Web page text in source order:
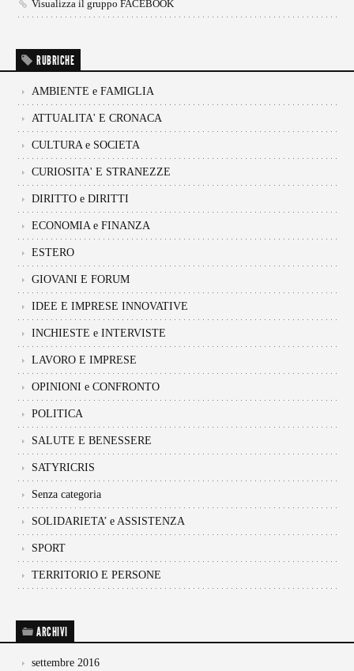
Visualizza il gruppo FACEBOOK
RUBRICHE
AMBIENTE e FAMIGLIA
ATTUALITA' E CRONACA
CULTURA e SOCIETA
CURIOSITA' E STRANEZZE
DIRITTO e DIRITTI
ECONOMIA e FINANZA
ESTERO
GIOVANI E FORUM
IDEE E IMPRESE INNOVATIVE
INCHIESTE e INTERVISTE
LAVORO E IMPRESE
OPINIONI e CONFRONTO
POLITICA
SALUTE E BENESSERE
SATYRICRIS
Senza categoria
SOLIDARIETA’ e ASSISTENZA
SPORT
TERRITORIO E PERSONE
ARCHIVI
settembre 2016